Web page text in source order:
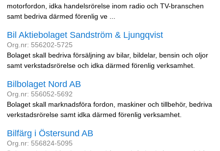
motorfordon, idka handelsrörelse inom radio och TV-branschen
samt bedriva därmed förenlig ve ...
Bil Aktiebolaget Sandström & Ljungqvist
Org.nr: 556202-5725
Bolaget skall bedriva försäljning av bilar, bildelar, bensin och oljor
samt verkstadsrörelse och idka därmed förenlig verksamhet.
Bilbolaget Nord AB
Org.nr: 556052-5692
Bolaget skall marknadsföra fordon, maskiner och tillbehör, bedriva
verkstadsrörelse samt idka därmed förenlig verksamhet.
Bilfärg i Östersund AB
Org.nr: 556824-5095